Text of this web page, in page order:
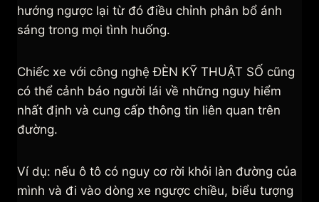
hướng ngược lại từ đó điều chỉnh phân bổ ánh
sáng trong mọi tình huống.
Chiếc xe với công nghệ ĐÈN KỸ THUẬT SỐ cũng
có thể cảnh báo người lái về những nguy hiểm
nhất định và cung cấp thông tin liên quan trên
đường.
Ví dụ: nếu ô tô có nguy cơ rời khỏi làn đường của
mình và đi vào dòng xe ngược chiều, biểu tượng